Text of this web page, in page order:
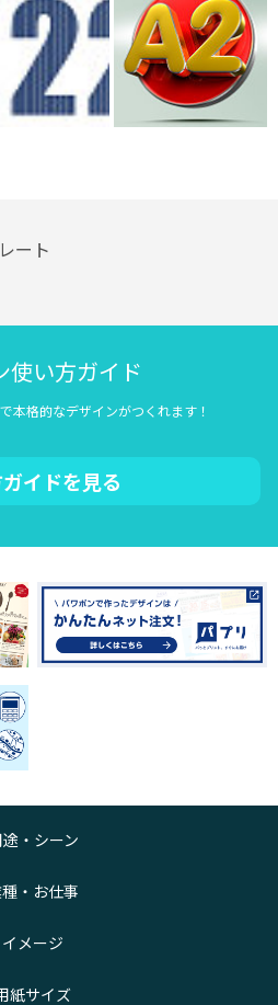
ート
使い方ガイド
本格的なデザインがつくれます！
イドを見る
・シーン
・お仕事
イメージ
紙サイズ